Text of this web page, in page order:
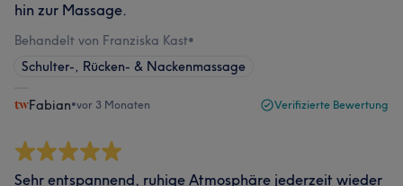
hin zur Massage.
Behandelt von Franziska Kast•
Schulter-, Rücken- & Nackenmassage
Fabian•vor 3 Monaten Verifizierte Bewertung
Sehr entspannend, ruhige Atmosphäre jederzeit wieder